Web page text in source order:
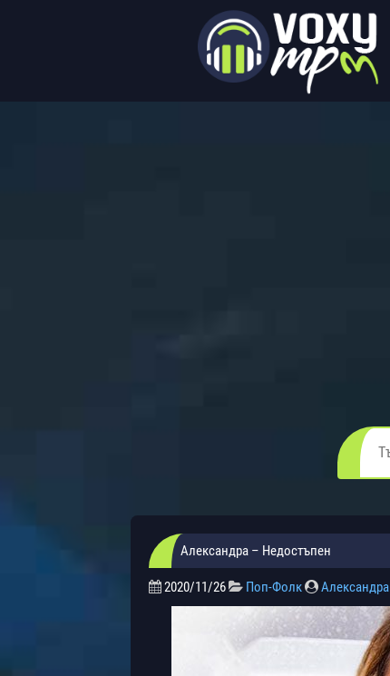
Александра – Недостъпен
2020/11/26 Поп-Фолк Александра